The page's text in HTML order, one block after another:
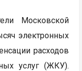
Московской
электронных
расходов
услуг (ЖКУ).